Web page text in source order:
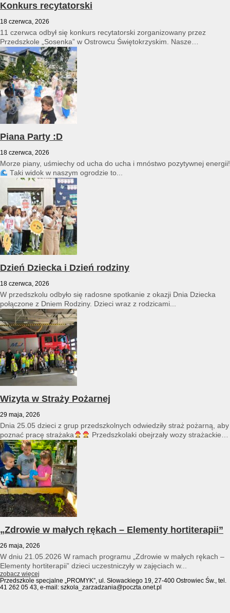
Konkurs recytatorski
18 czerwca, 2026
11 czerwca odbył się konkurs recytatorski zorganizowany przez
Przedszkole „Sosenka” w Ostrowcu Świętokrzyskim. Nasze
przedszkole reprezentował Franciszek Karpiński...
Piana Party :D
18 czerwca, 2026
Morze piany, uśmiechy od ucha do ucha i mnóstwo pozytywnej energii!
Taki widok w naszym ogrodzie to...
Dzień Dziecka i Dzień rodziny
18 czerwca, 2026
W przedszkolu odbyło się radosne spotkanie z okazji Dnia Dziecka
połączone z Dniem Rodziny. Dzieci wraz z rodzicami...
Wizyta w Straży Pożarnej
29 maja, 2026
Dnia 25.05 dzieci z grup przedszkolnych odwiedziły straż pożarną, aby
poznać pracę strażaka
Przedszkolaki obejrzały wozy strażackie
i...
„Zdrowie w małych rękach – Elementy hortiterapii”
26 maja, 2026
W dniu 21.05.2026 W ramach programu „Zdrowie w małych rękach –
Elementy hortiterapii” dzieci uczestniczyły w zajęciach w...
zobacz więcej
Przedszkole specjalne „PROMYK”, ul. Słowackiego 19, 27-400 Ostrowiec Św., tel.
41 262 05 43, e-mail: szkola_zarzadzania@poczta.onet.pl